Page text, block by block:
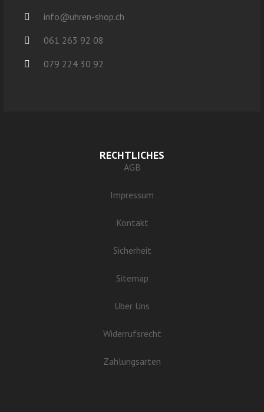
info@uhren-shop.ch
061 263 92 08
079 224 30 92
RECHTLICHES
AGB
Impressum
Kontakt
Sicherheit
Sitemap
Über Uns
Widerrufsrecht
Zahlungsarten